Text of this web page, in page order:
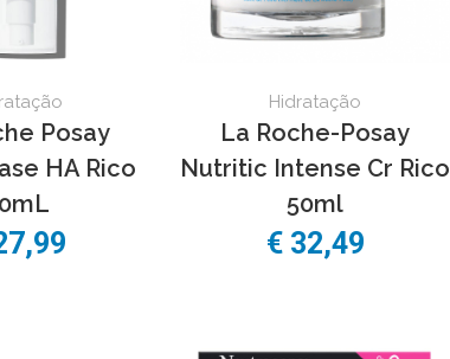
Posay
HA Rico
Hidratação
La Roche-Posay
Nutritic Intense Cr Rico
50ml
€ 32,49